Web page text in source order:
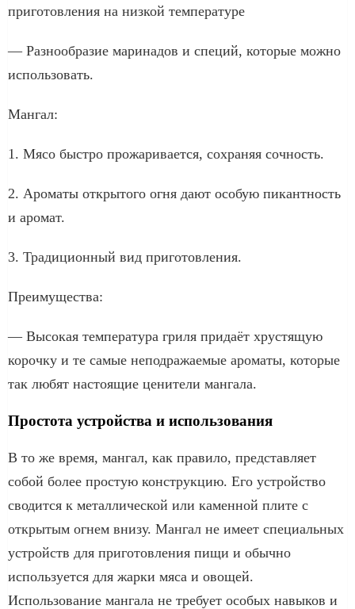
приготовления на низкой температуре
— Разнообразие маринадов и специй, которые можно
использовать.
Мангал:
1. Мясо быстро прожаривается, сохраняя сочность.
2. Ароматы открытого огня дают особую пикантность
и аромат.
3. Традиционный вид приготовления.
Преимущества:
— Высокая температура гриля придаёт хрустящую
корочку и те самые неподражаемые ароматы, которые
так любят настоящие ценители мангала.
Простота устройства и использования
В то же время, мангал, как правило, представляет
собой более простую конструкцию. Его устройство
сводится к металлической или каменной плите с
открытым огнем внизу. Мангал не имеет специальных
устройств для приготовления пищи и обычно
используется для жарки мяса и овощей.
Использование мангала не требует особых навыков и